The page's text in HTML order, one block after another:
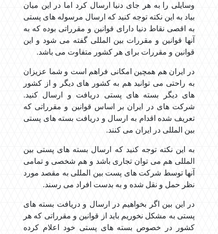
وسایلی را به هر جای دنیا ارسال کرد اما در این میان
بیاد به این نکته توجه کنید که ارسال مرسوله های پستی
به اقصی نقاط دنیا دارای قوانین و مقرراتی بوده که به
آنها قوانین و مقررات بین المللی گفته می شود و این
قوانین و مقررات برای هر کشور متفاوت می باشد.
در ایران هم همچین امکانی فراهم است و شما عزیزان
به راحتی می توانید هم به کشور های دیگر و از کشور
های دیگر بسته های پستی دریافت و ارسال کنید.
شرکت های در ایران بر اساس قوانین و مقرراتی که
تعریف شده اقدام به ارسال و دریافت بسته های پستی
بین المللی در ایران می کنند.
به این نکته توجه کنید که ارسال بسته های پستی بین
المللی هم می توان تجاری باشد و هم شخصی و تمامی
آنها توسط شرکت های پست بین المللی به مقصد مورد
نظر حمل و نقل شده و به بدست افراد می رسند.
در این بین اگر بخواهیم در ارسال و دریافت بسته های
پستی به مشکل نخوریم باید از قوانین و مقرراتی که هر
کشور در خصوص بسته های پستی خود اعلام کرده